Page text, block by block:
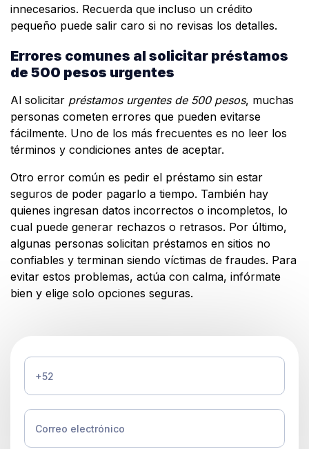
innecesarios. Recuerda que incluso un crédito
pequeño puede salir caro si no revisas los detalles.
Errores comunes al solicitar préstamos
de 500 pesos urgentes
Al solicitar préstamos urgentes de 500 pesos, muchas
personas cometen errores que pueden evitarse
fácilmente. Uno de los más frecuentes es no leer los
términos y condiciones antes de aceptar.
Otro error común es pedir el préstamo sin estar
seguros de poder pagarlo a tiempo. También hay
quienes ingresan datos incorrectos o incompletos, lo
cual puede generar rechazos o retrasos. Por último,
algunas personas solicitan préstamos en sitios no
confiables y terminan siendo víctimas de fraudes. Para
evitar estos problemas, actúa con calma, infórmate
bien y elige solo opciones seguras.